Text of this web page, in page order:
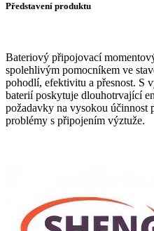
Představení produktu
Bateriový připojovací
spolehlivým pomocníkem ve
pohodlí, efektivitu a přesnost. S
baterií poskytuje dlouhotrvající
požadavky na vysokou účinnost
problémy s připojením výztuže.